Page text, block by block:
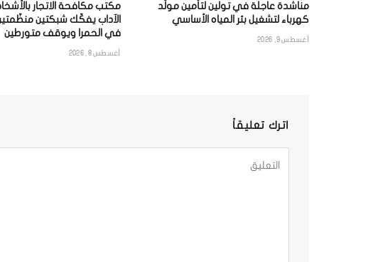
مناشدة عاجلة في تولين لتأمين مولّد
كهرباء لتشغيل بئر المياه الأساسي
أغسطس 9, 2026
مكتب مكافحة الاتجار
الآداب يفكّك شبكتين
في الحمرا ويوقف متورطين
أغسطس 8, 2026
اترك تعليقاً